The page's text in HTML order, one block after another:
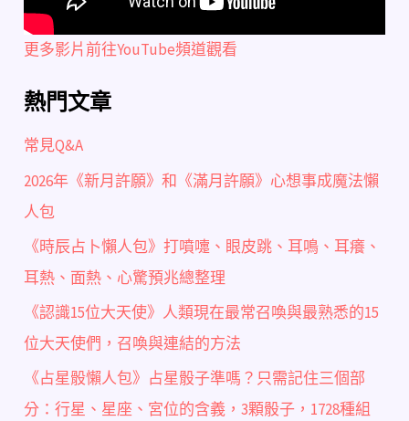
更多影片前往YouTube頻道觀看
熱門文章
常見Q&A
2026年《新月許願》和《滿月許願》心想事成魔法懶
人包
《時辰占卜懶人包》打噴嚏、眼皮跳、耳鳴、耳癢、
耳熱、面熱、心驚預兆總整理
《認識15位大天使》人類現在最常召喚與最熟悉的15
位大天使們，召喚與連結的方法
《占星骰懶人包》占星骰子準嗎？只需記住三個部
分：行星、星座、宮位的含義，3顆骰子，1728種組